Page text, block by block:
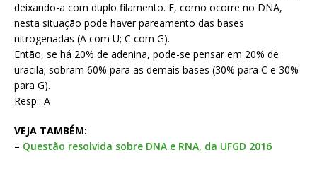
deixando-a com duplo filamento. E, como ocorre no DNA,
nesta situação pode haver pareamento das bases
nitrogenadas (A com U; C com G).
Então, se há 20% de adenina, pode-se pensar em 20% de
uracila; sobram 60% para as demais bases (30% para C e 30%
para G).
Resp.: A
VEJA TAMBÉM:
– Questão resolvida sobre DNA e RNA, da UFGD 2016